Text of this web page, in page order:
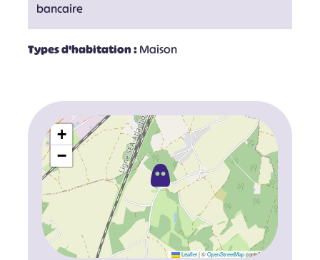
bancaire
Types d'habitation :Maison
+
−
Leaflet |©OpenStreetMapcontributors